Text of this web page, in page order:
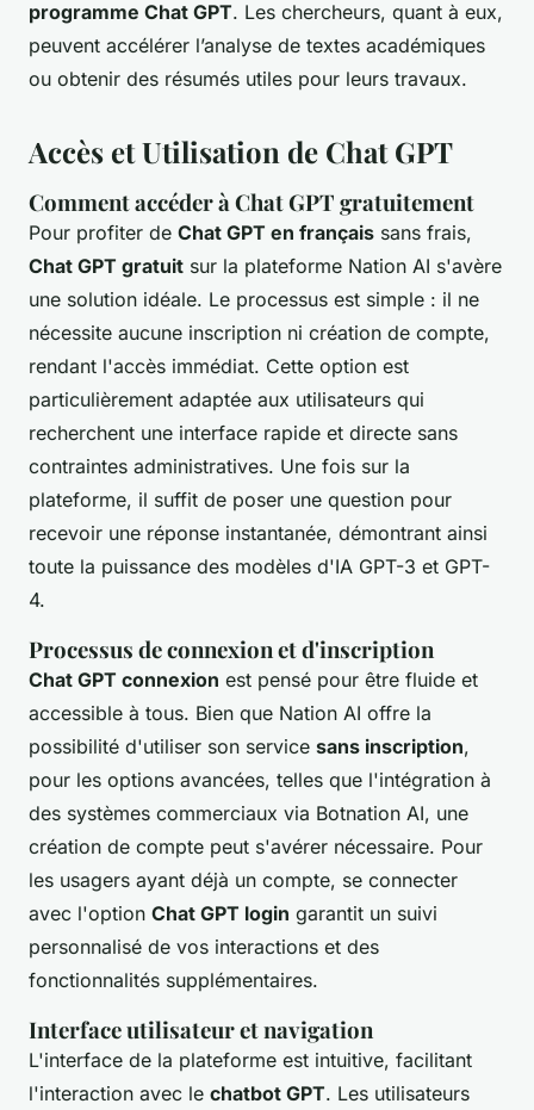
programme Chat GPT. Les chercheurs, quant à eux,
peuvent accélérer l’analyse de textes académiques
ou obtenir des résumés utiles pour leurs travaux.
Accès et Utilisation de Chat GPT
Comment accéder à Chat GPT gratuitement
Pour profiter de Chat GPT en français sans frais,
Chat GPT gratuit sur la plateforme Nation AI s'avère
une solution idéale. Le processus est simple : il ne
nécessite aucune inscription ni création de compte,
rendant l'accès immédiat. Cette option est
particulièrement adaptée aux utilisateurs qui
recherchent une interface rapide et directe sans
contraintes administratives. Une fois sur la
plateforme, il suffit de poser une question pour
recevoir une réponse instantanée, démontrant ainsi
toute la puissance des modèles d'IA GPT-3 et GPT-
4.
Processus de connexion et d'inscription
Chat GPT connexion est pensé pour être fluide et
accessible à tous. Bien que Nation AI offre la
possibilité d'utiliser son service sans inscription,
pour les options avancées, telles que l'intégration à
des systèmes commerciaux via Botnation AI, une
création de compte peut s'avérer nécessaire. Pour
les usagers ayant déjà un compte, se connecter
avec l'option Chat GPT login garantit un suivi
personnalisé de vos interactions et des
fonctionnalités supplémentaires.
Interface utilisateur et navigation
L'interface de la plateforme est intuitive, facilitant
l'interaction avec le chatbot GPT. Les utilisateurs